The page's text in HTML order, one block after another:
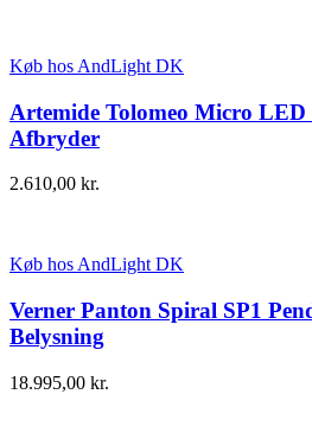
Køb hos AndLight DK
Artemide Tolomeo Micro
Afbryder
2.610,00 kr.
Køb hos AndLight DK
Verner Panton Spiral SP1
Belysning
18.995,00 kr.